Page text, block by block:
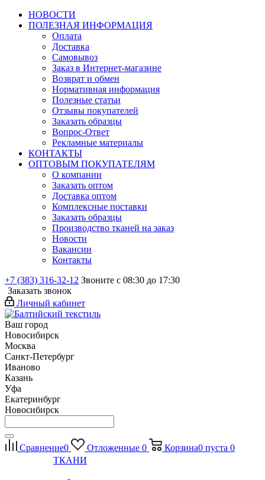
НОВОСТИ
ПОЛЕЗНАЯ ИНФОРМАЦИЯ
Оплата
Доставка
Самовывоз
Заказ в Интернет-магазине
Возврат и обмен
Нормативная информация
Полезные статьи
Отзывы покупателей
Заказать образцы
Вопрос-Ответ
Рекламные материалы
КОНТАКТЫ
ОПТОВЫМ ПОКУПАТЕЛЯМ
О компании
Заказать оптом
Доставка оптом
Комплексные поставки
Заказать образцы
Производство тканей на заказ
Новости
Вакансии
Контакты
+7 (383) 316-32-12 Звоните с 08:30 до 17:30
Заказать звонок
Личный кабинет
Ваш город
Новосибирск
Москва
Санкт-Петербург
Иваново
Казань
Уфа
Екатеринбург
Новосибирск
Сравнение0 Отложенные 0 Корзина0 пуста 0
ТКАНИ